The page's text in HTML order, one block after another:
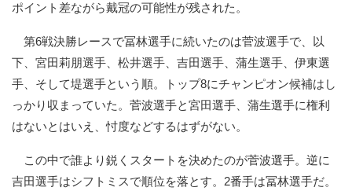
ポイント差ながら戴冠の可能性が残された。
第6戦決勝レースで冨林選手に続いたのは菅波選手で、以
下、宮田莉朋選手、松井選手、吉田選手、蒲生選手、伊東選
手、そして堤選手という順。トップ8にチャンピオン候補はし
っかり収まっていた。菅波選手と宮田選手、蒲生選手に権利
はないとはいえ、忖度などするはずがない。
この中で誰より鋭くスタートを決めたのが菅波選手。逆に
吉田選手はシフトミスで順位を落とす。2番手は冨林選手だ。